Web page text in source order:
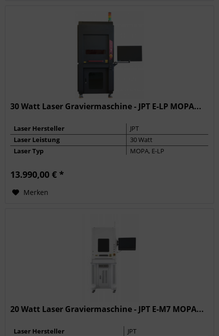
30 Watt Laser Graviermaschine - JPT E-LP MOPA...
Laser Hersteller
JPT
Laser Leistung
30 Watt
Laser Typ
MOPA, E-LP
Pulsbreite
13.990,00 € *
Merken
20 Watt Laser Graviermaschine - JPT E-M7 MOPA...
Laser Hersteller
JPT